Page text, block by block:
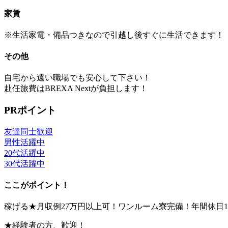
家賃
※生活家電・備品つきなので引越し後すぐに生活できます！
その他
自宅から遠い職場でも安心して下さい！
赴任旅費はBREXA Nextが負担します！
PRポイント
友達同士歓迎
男性活躍中
20代活躍中
30代活躍中
ここがポイント！
稼げる★月収例27万円以上可！ワンルーム寮完備！年間休日
★経験者の方、歓迎！